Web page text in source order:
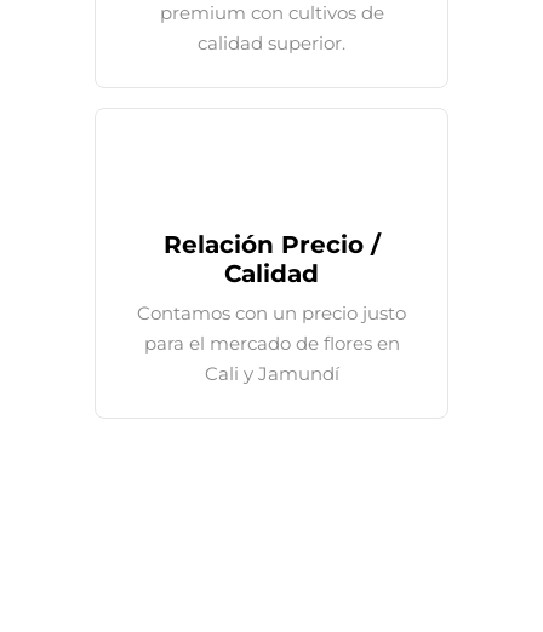
premium con cultivos de
calidad superior.
Relación Precio /
Calidad
Contamos con un precio justo
para el mercado de flores en
Cali y Jamundí